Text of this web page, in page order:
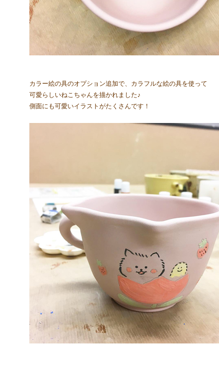
カラー絵の具のオプション追加で、カラフルな絵の具を使って
可愛らしいねこちゃんを描かれました♪
側面にも可愛いイラストがたくさんです！